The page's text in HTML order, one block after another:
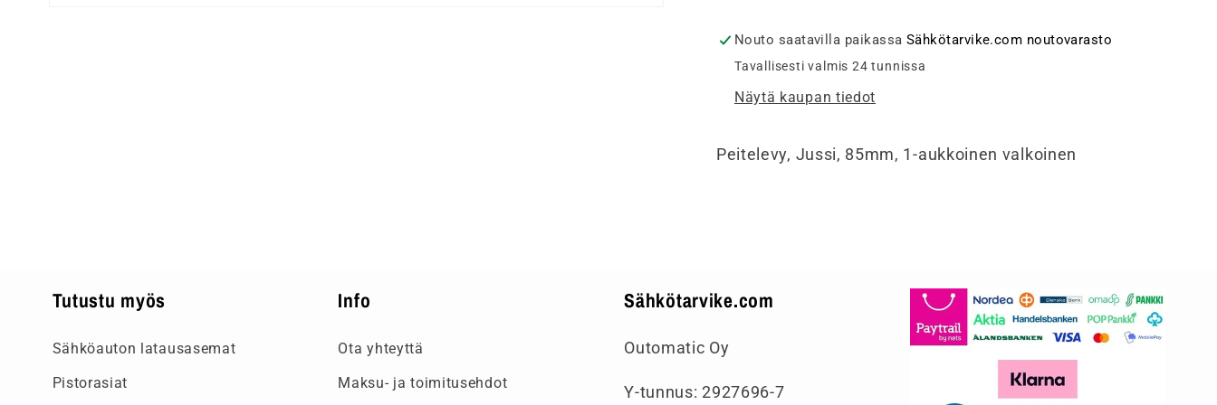
osainen,
valkoinen
osainen,
valkoinen
Nouto saatavilla paikassa Sähkötarvike.com noutovarasto
Tavallisesti valmis 24 tunnissa
Näytä kaupan tiedot
Peitelevy, Jussi, 85mm, 1-aukkoinen valkoinen
Tutustu myös
Sähköauton latausasemat
Pistorasiat
Info
Ota yhteyttä
Maksu- ja toimitusehdot
Sähkötarvike.com
Outomatic Oy
Y-tunnus: 2927696-7